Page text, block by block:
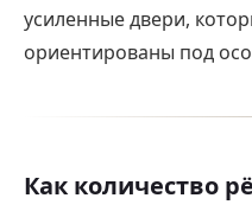
усиленные двери,
ориентированы под
Как количество